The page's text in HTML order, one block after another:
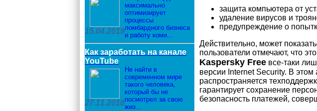
защита компьютера от
удаление вирусов и
предупреждение о
Действительно, может
пользователи отмечают, что
Kaspersky Free все-таки
версии Internet Security. В этом
распространяется
гарантирует сохранение
безопасность платежей,
15.04.2019
максимально
оптимизирует
процессы
ломбардного бизнеса
и работу коми...
Как заработать на канале
YouTube
27.11.2018
Не найти в
современном мире
такого человека,
который бы не
посмотрел за свою
жиз...